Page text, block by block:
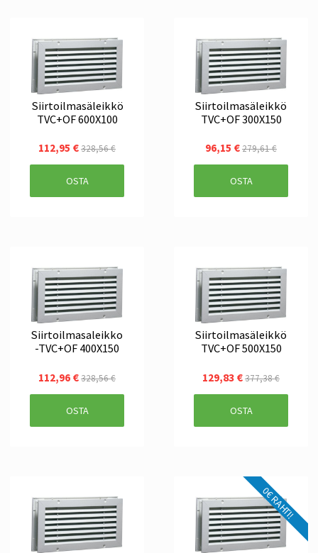
Siirtoilmasäleikkö
TVC+OF 600X100
112,95 €328,56 €
OSTA
Siirtoilmasäleikkö
TVC+OF 300X150
96,15 €279,61 €
OSTA
Siirtoilmasaleikko
-TVC+OF 400X150
112,96 €328,56 €
OSTA
Siirtoilmasäleikkö
TVC+OF 500X150
129,83 €377,38 €
OSTA
0€ RAHTI!